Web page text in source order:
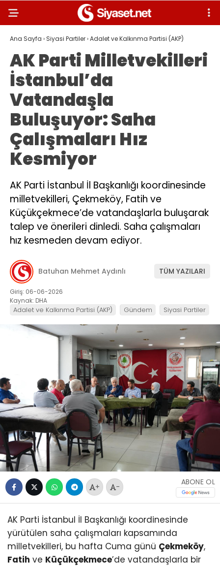
Ana Sayfa › Siyasi Partiler›Adalet ve Kalkınma Partisi (AKP)
AK Parti Milletvekilleri
İstanbul’da
Vatandaşla
Buluşuyor: Saha
Çalışmaları Hız
Kesmiyor
AK Parti İstanbul İl Başkanlığı koordinesinde
milletvekilleri, Çekmeköy, Fatih ve
Küçükçekmece’de vatandaşlarla buluşarak
talep ve önerileri dinledi. Saha çalışmaları
hız kesmeden devam ediyor.
Batuhan Mehmet Aydınlı TÜM YAZILARI
Giriş: 06-06-2026
Kaynak: DHA
Adalet ve Kalkınma Partisi (AKP) Gündem Siyasi Partiler
+ -
ABONE OL
AK Parti İstanbul İl Başkanlığı koordinesinde
yürütülen saha çalışmaları kapsamında
milletvekilleri, bu hafta Cuma günü Çekmeköy,
Fatih ve Küçükçekmece’de vatandaşlarla bir